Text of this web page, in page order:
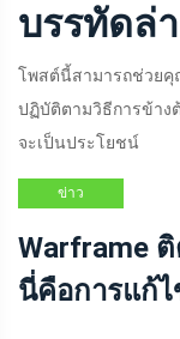
บรรทัดล่
โพสต์นี้สามารถช่วย
ปฏิบัติตามวิธีการข้าง
จะเป็นประโยชน์
ข่าว
Warframe
นี่คือการแก้ไ